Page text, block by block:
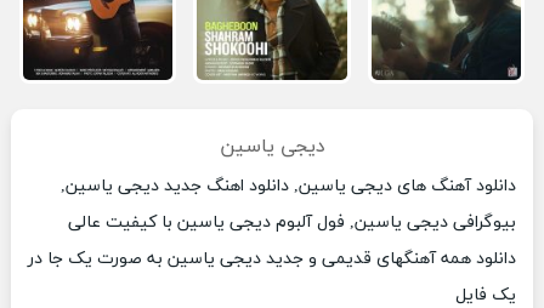
دیجی یاسین
دانلود آهنگ های دیجی یاسین, دانلود اهنگ جدید دیجی یاسین,
بیوگرافی دیجی یاسین, فول آلبوم دیجی یاسین با کیفیت عالی
دانلود همه آهنگهای قدیمی و جدید دیجی یاسین به صورت یک جا در
یک فایل